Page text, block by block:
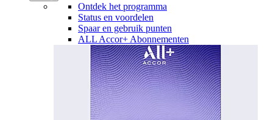
Ontdek het programma
Status en voordelen
Spaar en gebruik punten
ALL Accor+ Abonnementen